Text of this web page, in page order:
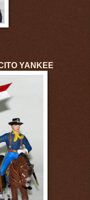
YANKEE